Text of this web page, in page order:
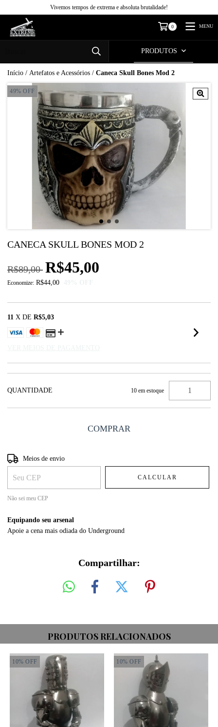
Vivemos tempos de extrema e absoluta brutalidade!
0 MENU
PRODUTOS
Início / Artefatos e Acessórios / Caneca Skull Bones Mod 2
49% OFF
CANECA SKULL BONES MOD 2
R$89,00 R$45,00
Economize: R$44,00
11 X DE R$5,03
QUANTIDADE 10 em estoque
Entregas para o CEP:
Meios de envio
CALCULAR
Não sei meu CEP
Equipando seu arsenal
Apoie a cena mais odiada do Underground
Compartilhar:
PRODUTOS RELACIONADOS
10% OFF 10% OFF